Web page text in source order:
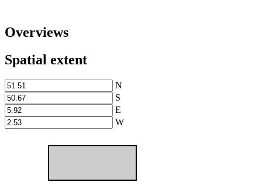
Overviews
Spatial extent
N
S
E
W